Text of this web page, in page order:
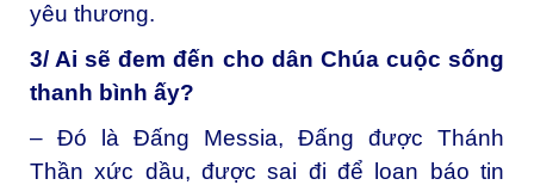
yêu thương.
3/ Ai sẽ đem đến cho dân Chúa cuộc sống
thanh bình ấy?
– Đó là Đấng Messia, Đấng được Thánh
Thần xức dầu, được sai đi để loan báo tin